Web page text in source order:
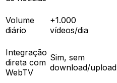
Volume
diário
+1.000
vídeos/dia
Integração
direta com
WebTV
Sim, sem
download/upload